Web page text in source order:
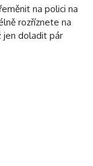
na polici na
rozříznete na
jen doladit pár